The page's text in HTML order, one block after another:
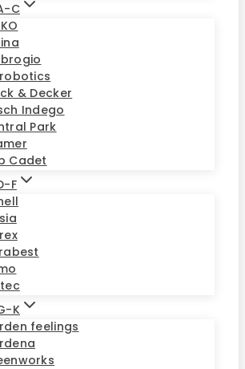
C
& Decker
Indego
Park
Cadet
F
K
feelings